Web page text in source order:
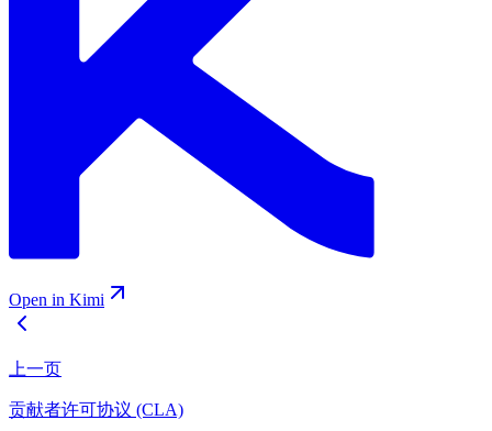
Open in Kimi
上一页
贡献者许可协议 (CLA)